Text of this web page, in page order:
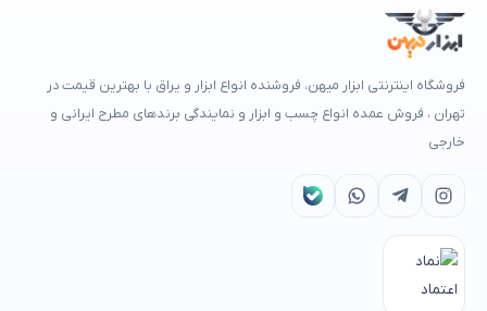
فروشگاه اینترنتی ابزار میهن، فروشنده انواع ابزار و یراق با بهترین قیمت در
تهران ، فروش عمده انواع چسب و ابزار و نمایندگی برندهای مطرح ایرانی و
خارجی